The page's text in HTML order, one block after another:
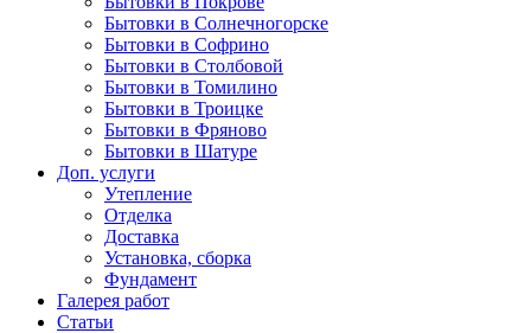
Бытовки в Солнечногорске
Бытовки в Софрино
Бытовки в Столбовой
Бытовки в Томилино
Бытовки в Троицке
Бытовки в Фряново
Бытовки в Шатуре
Доп. услуги
Утепление
Отделка
Доставка
Установка, сборка
Фундамент
Галерея работ
Статьи